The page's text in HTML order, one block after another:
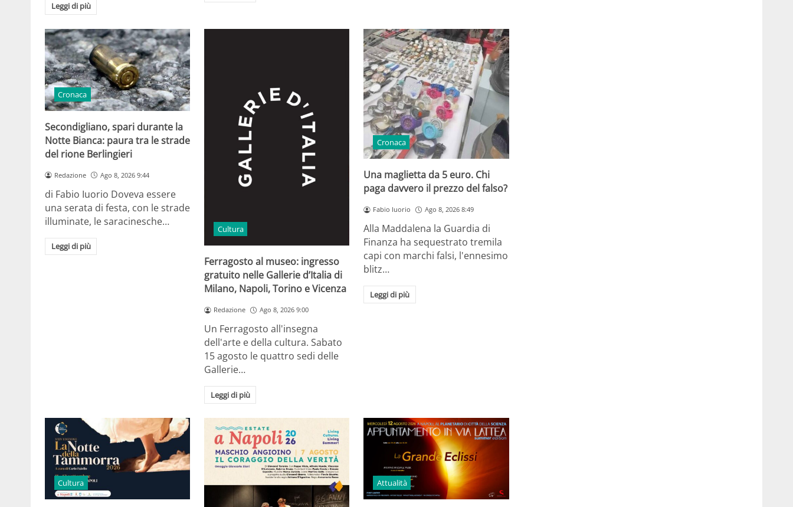
Leggi di più
Cronaca
Secondigliano, spari durante la
Notte Bianca: paura tra le strade
del rione Berlingieri
Redazione Ago 8, 2026 9:44
di Fabio Iuorio Doveva essere
una serata di festa, con le strade
illuminate, le saracinesche…
Leggi di più
Cultura
Ferragosto al museo: ingresso
gratuito nelle Gallerie d’Italia di
Milano, Napoli, Torino e Vicenza
Redazione Ago 8, 2026 9:00
Un Ferragosto all'insegna
dell'arte e della cultura. Sabato
15 agosto le quattro sedi delle
Gallerie…
Leggi di più
Cronaca
Una maglietta da 5 euro. Chi
paga davvero il prezzo del falso?
Fabio Iuorio Ago 8, 2026 8:49
Alla Maddalena la Guardia di
Finanza ha sequestrato tremila
capi con marchi falsi, l'ennesimo
blitz…
Leggi di più
Cultura Attualità